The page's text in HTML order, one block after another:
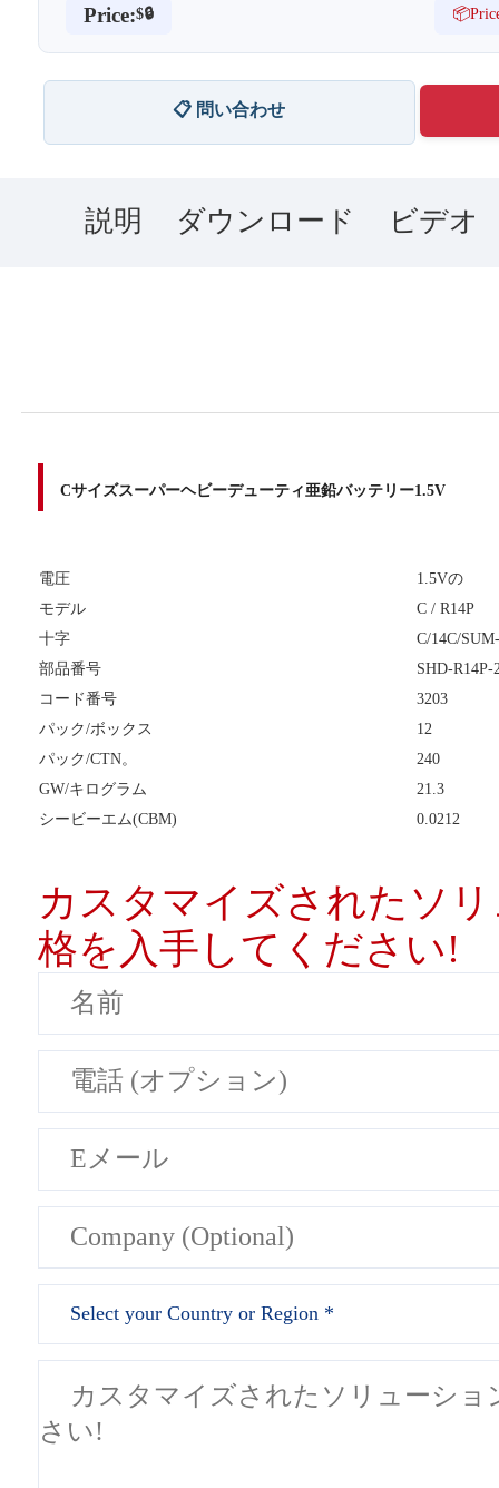
Price:$🔒
📋 問い合わせ
説明 ダウンロード ビデオ
Cサイズスーパーヘビーデューティ亜鉛バッテリー1.5V
電圧
1.5Vの
モデル
C / R14P
十字
C/14C/
部品番号
SHD-R14P-
コード番号
3203
パック/ボックス
12
パック/CTN。
240
GW/キログラム
21.3
シービーエム(CBM)
0.0212
カスタマイズされたソ
格を入手してください!